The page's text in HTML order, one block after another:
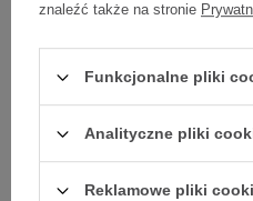
Producent:L'OREAL POLSKA
Kod produktu:3337875904384
DARMOWA
Już od 149 zł !
znaleźć także na stronie
Funkcjonalne pliki
Analityczne pliki
Reklamowe pliki